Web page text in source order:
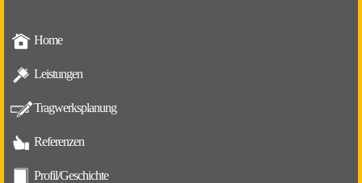
Home
Leistungen
Tragwerksplanung
Referenzen
Profil/Geschichte